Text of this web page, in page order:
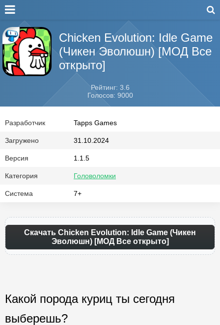
Chicken Evolution: Idle Game
(Чикен Эволюшн) [МОД Все
открыто]
Рейтинг: 3.6
Голосов: 9000
Разработчик Tapps Games
Загружено 31.10.2024
Версия 1.1.5
Категория Головоломки
Система 7+
Скачать Chicken Evolution: Idle Game (Чикен
Эволюшн) [МОД Все открыто]
Какой порода куриц ты сегодня
выберешь?